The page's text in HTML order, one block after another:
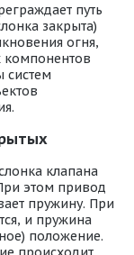
путь
закрыта)
огня,
компонентов
систем
клапана
этом привод
пружину. При
и пружина
положение.